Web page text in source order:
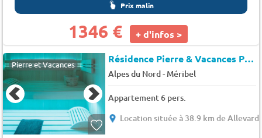
Prix malin
1346 € + d'infos >
Pierre et Vacances Résidence Pierre & Vacances Premium L'Hevana*
Alpes du Nord- Méribel
Appartement 6 pers.
Location située à 38.9 km de Allevard